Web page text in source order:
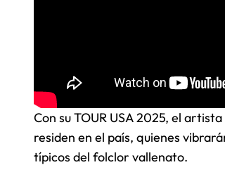
Con su TOUR USA 2025, el
residen en el país, quienes
típicos del folclor vallenato.